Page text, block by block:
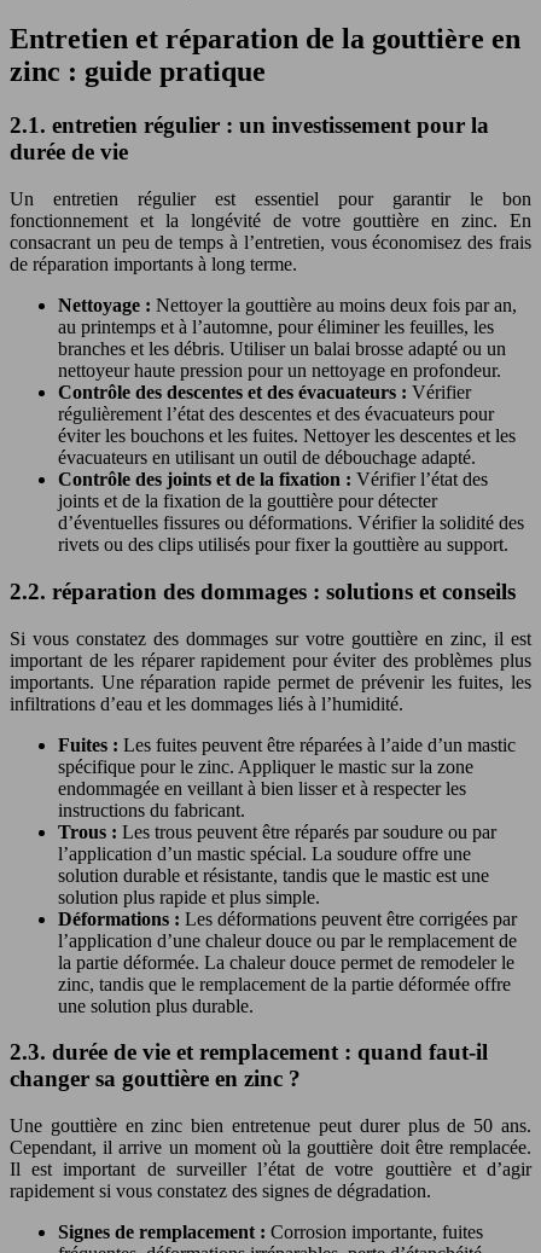
Entretien et réparation de la gouttière en
zinc : guide pratique
2.1. entretien régulier : un investissement pour la
durée de vie
Un entretien régulier est essentiel pour garantir le bon
fonctionnement et la longévité de votre gouttière en zinc. En
consacrant un peu de temps à l’entretien, vous économisez des frais
de réparation importants à long terme.
Nettoyage : Nettoyer la gouttière au moins deux fois par an,
au printemps et à l’automne, pour éliminer les feuilles, les
branches et les débris. Utiliser un balai brosse adapté ou un
nettoyeur haute pression pour un nettoyage en profondeur.
Contrôle des descentes et des évacuateurs : Vérifier
régulièrement l’état des descentes et des évacuateurs pour
éviter les bouchons et les fuites. Nettoyer les descentes et les
évacuateurs en utilisant un outil de débouchage adapté.
Contrôle des joints et de la fixation : Vérifier l’état des
joints et de la fixation de la gouttière pour détecter
d’éventuelles fissures ou déformations. Vérifier la solidité des
rivets ou des clips utilisés pour fixer la gouttière au support.
2.2. réparation des dommages : solutions et conseils
Si vous constatez des dommages sur votre gouttière en zinc, il est
important de les réparer rapidement pour éviter des problèmes plus
importants. Une réparation rapide permet de prévenir les fuites, les
infiltrations d’eau et les dommages liés à l’humidité.
Fuites : Les fuites peuvent être réparées à l’aide d’un mastic
spécifique pour le zinc. Appliquer le mastic sur la zone
endommagée en veillant à bien lisser et à respecter les
instructions du fabricant.
Trous : Les trous peuvent être réparés par soudure ou par
l’application d’un mastic spécial. La soudure offre une
solution durable et résistante, tandis que le mastic est une
solution plus rapide et plus simple.
Déformations : Les déformations peuvent être corrigées par
l’application d’une chaleur douce ou par le remplacement de
la partie déformée. La chaleur douce permet de remodeler le
zinc, tandis que le remplacement de la partie déformée offre
une solution plus durable.
2.3. durée de vie et remplacement : quand faut-il
changer sa gouttière en zinc ?
Une gouttière en zinc bien entretenue peut durer plus de 50 ans.
Cependant, il arrive un moment où la gouttière doit être remplacée.
Il est important de surveiller l’état de votre gouttière et d’agir
rapidement si vous constatez des signes de dégradation.
Signes de remplacement : Corrosion importante, fuites